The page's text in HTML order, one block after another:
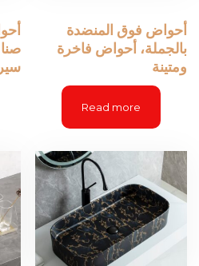
أحواض فوق المنضدة
بالجملة، أحواض فاخرة
ومتينة
Read more